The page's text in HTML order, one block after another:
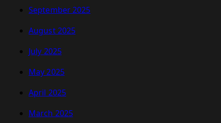
September 2025
August 2025
July 2025
May 2025
April 2025
March 2025